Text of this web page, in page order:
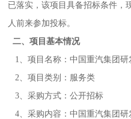
已落实，该项目具备招标条件，
人前来参加投标。
二、项目基本情况
1、项目名称：中国重汽集团研
2、项目类别：服务类
3、采购方式：公开招标
4、采购内容：中国重汽集团研